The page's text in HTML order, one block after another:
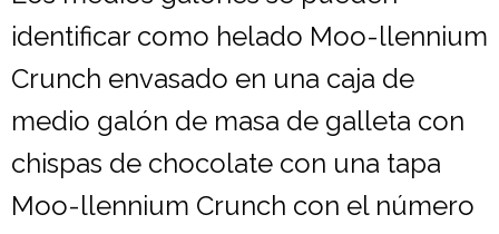
identificar como helado Moo-llennium
Crunch envasado en una caja de
medio galón de masa de galleta con
chispas de chocolate con una tapa
Moo-llennium Crunch con el número